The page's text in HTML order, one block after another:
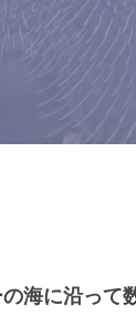
海に沿って